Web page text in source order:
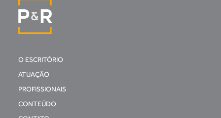
O ESCRITÓRIO
ATUAÇÃO
PROFISSIONAIS
CONTEÚDO